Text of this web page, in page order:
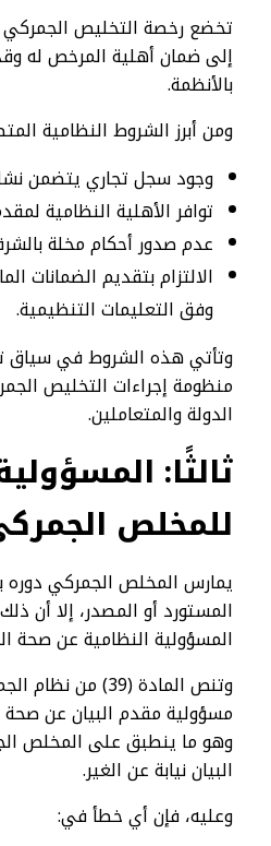
تخضع رخصة التخليص
إلى ضمان أهلية المرخص له
بالأنظمة.
ومن أبرز الشروط النظامية
وجود سجل تجاري يتضمن
توافر الأهلية النظامية
عدم صدور أحكام مخلة
الالتزام بتقديم الضمانات
وفق التعليمات التنظيمية.
وتأتي هذه الشروط في سياق
منظومة إجراءات التخليص
الدولة والمتعاملين.
ثالثًا:
للمخلص
يمارس المخلص الجمركي دوره
المستورد أو المصدر، إلا أن
المسؤولية النظامية عن صحة
وتنص المادة (39)
مسؤولية مقدم البيان عن صحة
وهو ما ينطبق على المخلص
البيان نيابة عن الغير.
وعليه، فإن أي خطأ في: